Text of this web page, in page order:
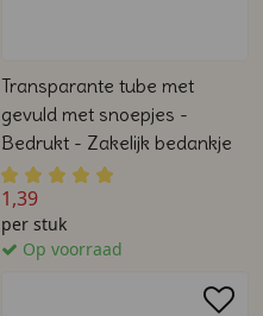
Transparante tube met
gevuld met snoepjes -
Bedrukt - Zakelijk bedankje
1,39
per stuk
Op voorraad